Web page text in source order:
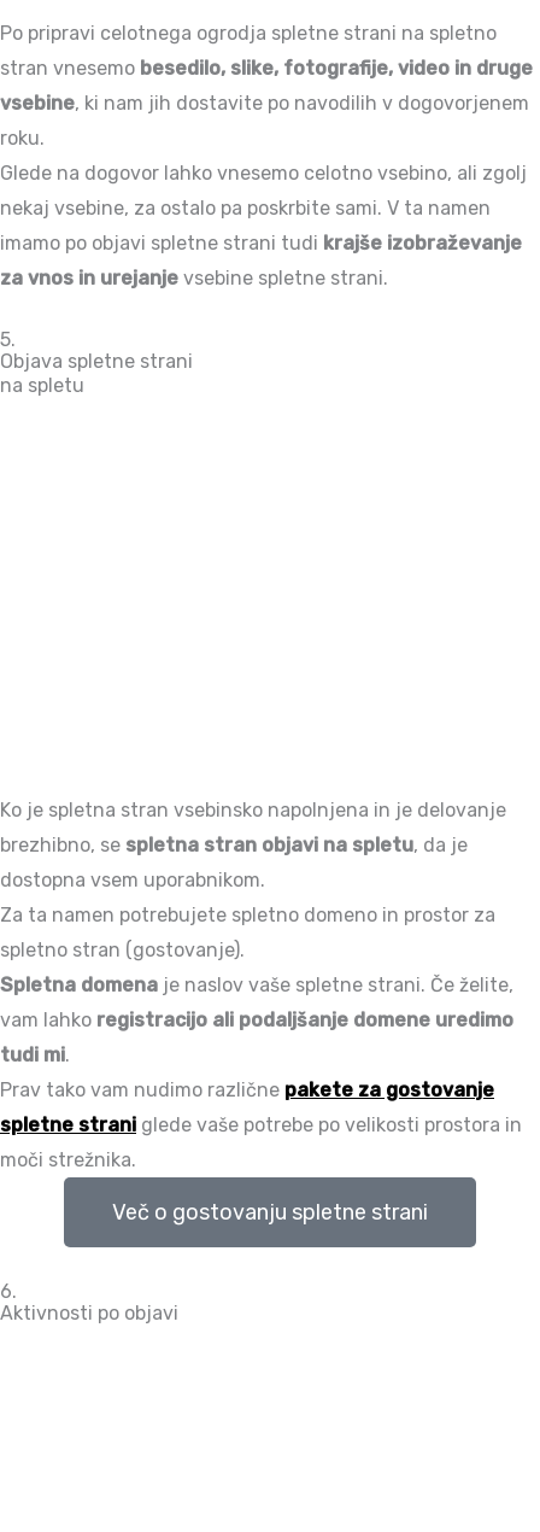
Po pripravi celotnega ogrodja spletne strani na spletno
stran vnesemo besedilo, slike, fotografije, video in druge
vsebine, ki nam jih dostavite po navodilih v dogovorjenem
roku.
Glede na dogovor lahko vnesemo celotno vsebino, ali zgolj
nekaj vsebine, za ostalo pa poskrbite sami. V ta namen
imamo po objavi spletne strani tudi krajše izobraževanje
za vnos in urejanje vsebine spletne strani.
5.
Objava spletne strani
na spletu
Ko je spletna stran vsebinsko napolnjena in je delovanje
brezhibno, se spletna stran objavi na spletu, da je
dostopna vsem uporabnikom.
Za ta namen potrebujete spletno domeno in prostor za
spletno stran (gostovanje).
Spletna domena je naslov vaše spletne strani. Če želite,
vam lahko registracijo ali podaljšanje domene uredimo
tudi mi.
Prav tako vam nudimo različne pakete za gostovanje
spletne strani glede vaše potrebe po velikosti prostora in
moči strežnika.
Več o gostovanju spletne strani
6.
Aktivnosti po objavi